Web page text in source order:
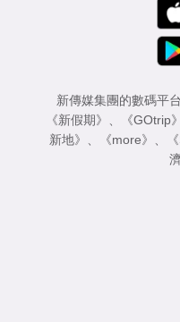
新傳媒集團的數碼平
《新假期》
《GOtrip》
新地》
《more》